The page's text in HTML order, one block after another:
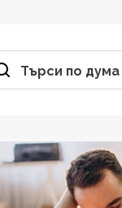
Търси по дума